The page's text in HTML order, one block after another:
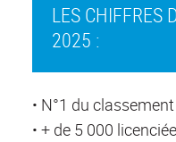
LES CHIFFRES
2025 :
• N°1 du
• + de 5 000